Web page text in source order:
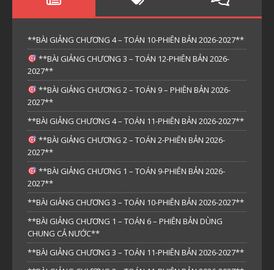
**BÀI GIẢNG CHƯƠNG 4 – TOÁN 10-PHIÊN BẢN 2026-2027**
**BÀI GIẢNG CHƯƠNG 3 – TOÁN 12-PHIÊN BẢN 2026-
2027**
**BÀI GIẢNG CHƯƠNG 2 – TOÁN 9 – PHIÊN BẢN 2026-
2027**
**BÀI GIẢNG CHƯƠNG 4 – TOÁN 11-PHIÊN BẢN 2026-2027**
**BÀI GIẢNG CHƯƠNG 2 – TOÁN 2-PHIÊN BẢN 2026-
2027**
**BÀI GIẢNG CHƯƠNG 1 – TOÁN 9-PHIÊN BẢN 2026-
2027**
**BÀI GIẢNG CHƯƠNG 3 – TOÁN 10-PHIÊN BẢN 2026-2027**
**BÀI GIẢNG CHƯƠNG 1 – TOÁN 6 – PHIÊN BẢN DÙNG
CHUNG CẢ NƯỚC**
**BÀI GIẢNG CHƯƠNG 3 – TOÁN 11-PHIÊN BẢN 2026-2027**